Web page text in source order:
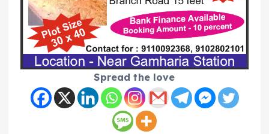
Spread the love